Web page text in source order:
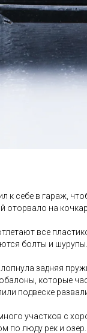
к себе в гараж,
оторвало на
все
болты и шурупы.
задняя
которые
подвеске
участков с
по люду рек и